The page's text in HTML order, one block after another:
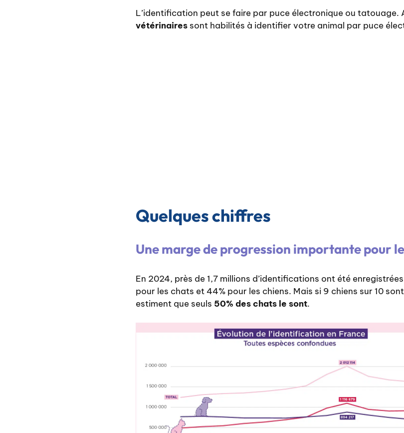
L’identification peut se faire par puce électronique ou tatouage.
vétérinaires sont habilités à identifier votre animal par puce
Quelques chiffres
Une marge de progression importante pour
En 2024, près de 1,7 millions d’identifications ont été
pour les chats et 44% pour les chiens. Mais si 9 chiens sur 10
estiment que seuls 50% des chats le sont.